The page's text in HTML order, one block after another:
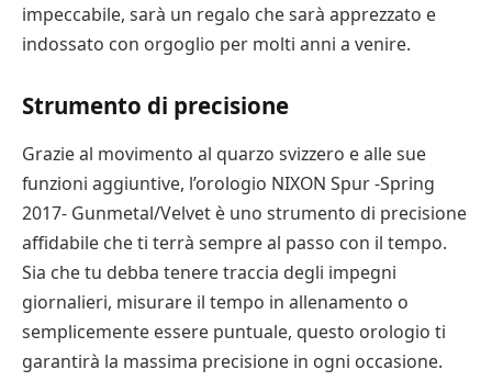
impeccabile, sarà un regalo che sarà apprezzato e
indossato con orgoglio per molti anni a venire.
Strumento di precisione
Grazie al movimento al quarzo svizzero e alle sue
funzioni aggiuntive, l’orologio NIXON Spur -Spring
2017- Gunmetal/Velvet è uno strumento di precisione
affidabile che ti terrà sempre al passo con il tempo.
Sia che tu debba tenere traccia degli impegni
giornalieri, misurare il tempo in allenamento o
semplicemente essere puntuale, questo orologio ti
garantirà la massima precisione in ogni occasione.